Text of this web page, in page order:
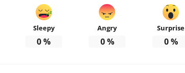
Sleepy
0%
Angry
0%
Surprise
0%